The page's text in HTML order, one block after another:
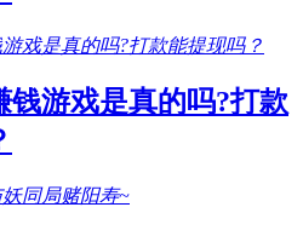
钱游戏是真的吗?打款